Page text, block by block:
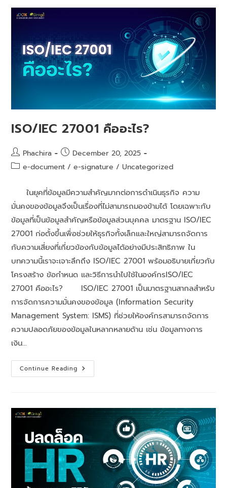
ISO/IEC 27001 คืออะไร?
Phachira
December 20, 2025
e-document / e-signature / Uncategorized
ในยุคที่ข้อมูลมีความสำคัญมากต่อการดำเนินธุรกิจ ความ
มั่นคงของข้อมูลจึงเป็นเรื่องที่ไม่สามารถมองข้ามได้ โดยเฉพาะกับ
ข้อมูลที่เป็นข้อมูลสำคัญหรือข้อมูลส่วนบุคคล มาตรฐาน ISO/IEC
27001 ก่อตั้งขึ้นเพื่อช่วยให้ธุรกิจทั้งเล็กและใหญ่สามารถจัดการ
กับความเสี่ยงที่เกี่ยวข้องกับข้อมูลได้อย่างมีประสิทธิภาพ ใน
บทความนี้เราจะเจาะลึกถึง ISO/IEC 27001 พร้อมอธิบายเกี่ยวกับ
โครงสร้าง ข้อกำหนด และวิธีการนำไปใช้ในองค์กรISO/IEC
27001 คืออะไร? ISO/IEC 27001 เป็นมาตรฐานสากลสำหรับ
การจัดการความมั่นคงของข้อมูล (Information Security
Management System: ISMS) ที่ช่วยให้องค์กรสามารถจัดการ
ความปลอดภัยของข้อมูลในหลากหลายด้าน เช่น ข้อมูลทางการ
เงิน…
Continue Reading